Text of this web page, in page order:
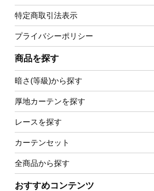
特定商取引法表示
プライバシーポリシー
商品を探す
暗さ(等級)から探す
厚地カーテンを探す
レースを探す
カーテンセット
全商品から探す
おすすめコンテンツ